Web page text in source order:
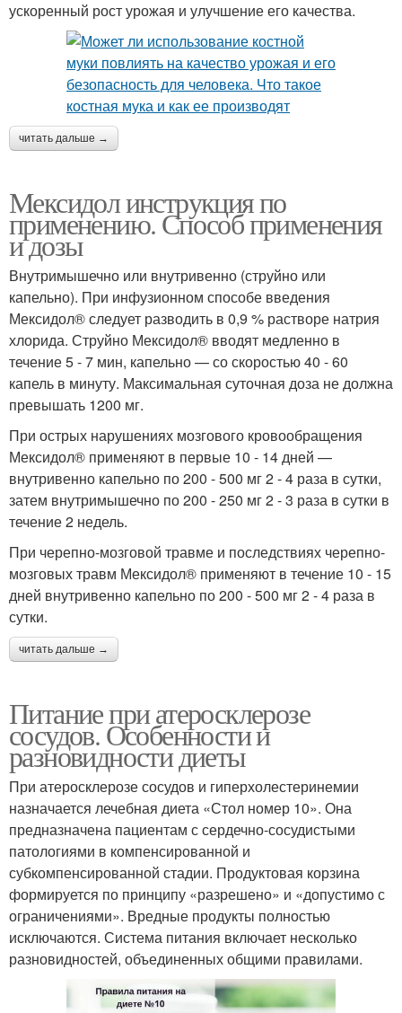
ускоренный рост урожая и улучшение его качества.
читать дальше →
Мексидол инструкция по
применению. Способ применения
и дозы
Внутримышечно или внутривенно (струйно или
капельно). При инфузионном способе введения
Мексидол® следует разводить в 0,9 % растворе натрия
хлорида. Струйно Мексидол® вводят медленно в
течение 5 - 7 мин, капельно — со скоростью 40 - 60
капель в минуту. Максимальная суточная доза не должна
превышать 1200 мг.
При острых нарушениях мозгового кровообращения
Мексидол® применяют в первые 10 - 14 дней —
внутривенно капельно по 200 - 500 мг 2 - 4 раза в сутки,
затем внутримышечно по 200 - 250 мг 2 - 3 раза в сутки в
течение 2 недель.
При черепно-мозговой травме и последствиях черепно-
мозговых травм Мексидол® применяют в течение 10 - 15
дней внутривенно капельно по 200 - 500 мг 2 - 4 раза в
сутки.
читать дальше →
Питание при атеросклерозе
сосудов. Особенности и
разновидности диеты
При атеросклерозе сосудов и гиперхолестеринемии
назначается лечебная диета «Стол номер 10». Она
предназначена пациентам с сердечно-сосудистыми
патологиями в компенсированной и
субкомпенсированной стадии. Продуктовая корзина
формируется по принципу «разрешено» и «допустимо с
ограничениями». Вредные продукты полностью
исключаются. Система питания включает несколько
разновидностей, объединенных общими правилами.